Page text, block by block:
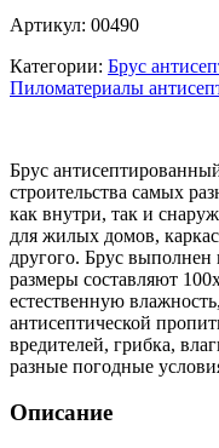
Артикул: 00490
Категории: Брус
Пиломатериалы
Брус
строительства самых
как внутри, так и
для жилых домов,
другого. Брус выполнен
размеры составляют
естественную
антисептической
вредителей, грибка,
разные погодные
Описание